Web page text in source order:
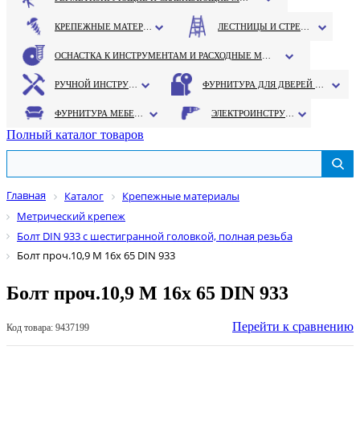
Полный каталог товаров
Главная Каталог
Крепежные материалы
Метрический крепеж
Болт DIN 933 с шестигранной головкой, полная резьба
Болт проч.10,9 М 16х 65 DIN 933
Болт проч.10,9 М 16х 65 DIN 933
Код товара: 9437199 Перейти к сравнению